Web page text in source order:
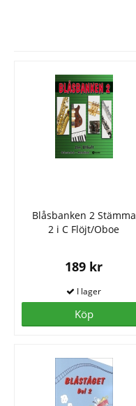
Blåsbanken 2 Stämma
2 i C Flöjt/Oboe
189 kr
Köp